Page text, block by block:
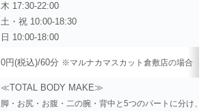
木 17:30-22:00
土・祝 10:00-18:30
日 10:00-18:00
0円(税込)/60分 ※マルナカマスカット倉敷店の場合
≪TOTAL BODY MAKE≫
脚・お尻・お腹・二の腕・背中と5つのパートに分け、